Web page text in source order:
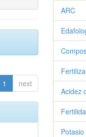
1 next
ARC
Acidez
Potasio